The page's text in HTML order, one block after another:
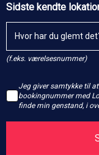
Sidste kendte
Hvor har du glemt
(f.eks. værelsesnummer)
Jeg giver samtykke til
bookingnummer med
finde min genstand, i